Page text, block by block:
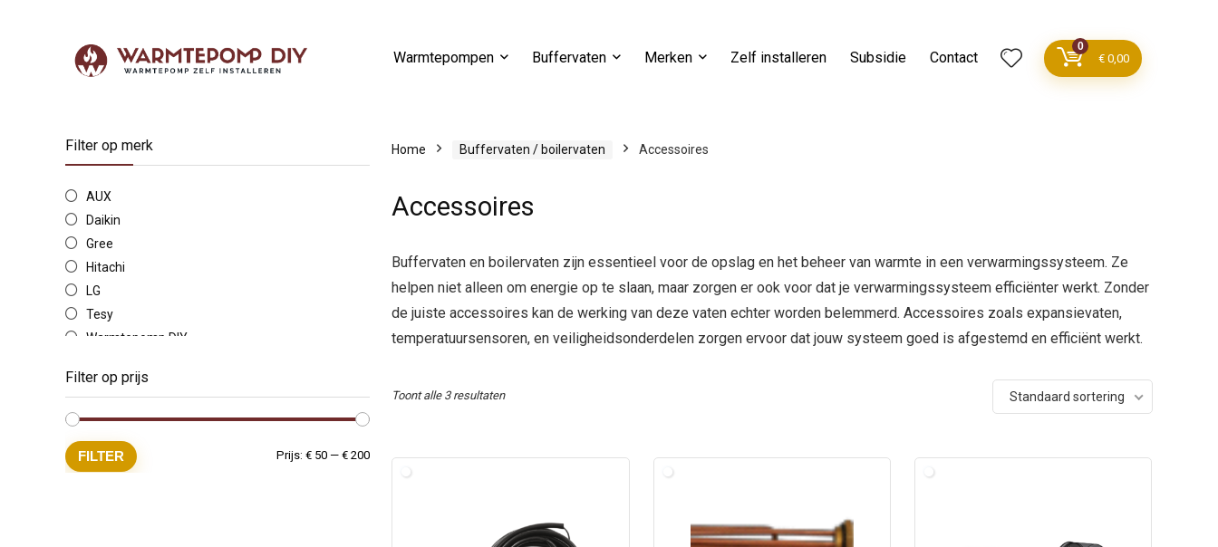
Warmtepompen Buffervaten Merken Zelf installeren Subsidie Contact
0
€ 0,00
Filter op merk
AUX
Daikin
Gree
Hitachi
LG
Tesy
Warmtepomp DIY
Filter op prijs
Min.
Max.
FILTER Prijs: € 50 — € 200
Home Buffervaten / boilervaten Accessoires
Accessoires
Buffervaten en boilervaten zijn essentieel voor de opslag en het beheer van warmte in een verwarmingssysteem. Ze
helpen niet alleen om energie op te slaan, maar zorgen er ook voor dat je verwarmingssysteem efficiënter werkt. Zonder
de juiste accessoires kan de werking van deze vaten echter worden belemmerd. Accessoires zoals expansievaten,
temperatuursensoren, en veiligheidsonderdelen zorgen ervoor dat jouw systeem goed is afgestemd en efficiënt werkt.
Toont alle 3 resultaten Standaard sortering